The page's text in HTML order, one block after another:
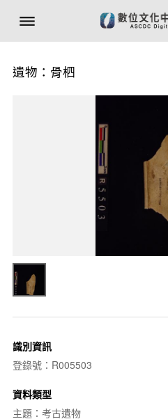
遺物：骨柶
識別資訊
登錄號：R005503
資料類型
主題：考古遺物